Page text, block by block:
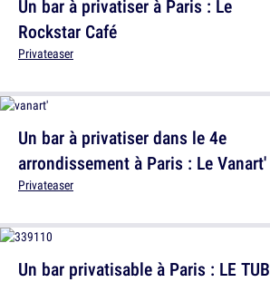
Un bar à privatiser à Paris : Le
Rockstar Café
Privateaser
Un bar privatisable à Paris : LE TUB
Un bar à privatiser dans le 4e
arrondissement à Paris : Le Vanart'
Privateaser